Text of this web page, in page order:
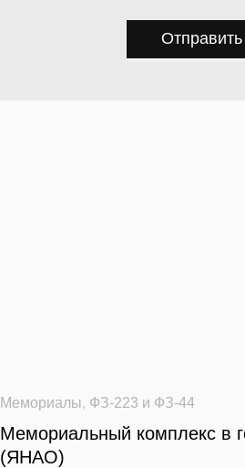
Отправить
Мемориалы, ФЗ-223 и ФЗ-44
Мемориальный комплекс в
(ЯНАО)